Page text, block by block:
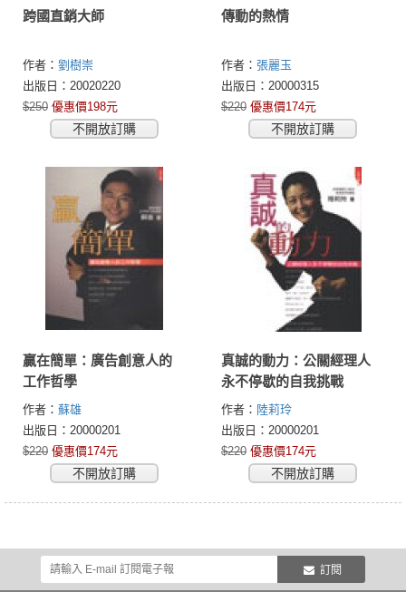
跨國直銷大師
作者： 劉樹崇
出版日：20020220
$250 優惠價198元
不開放訂購
傳動的熱情
作者： 張麗玉
出版日：20000315
$220 優惠價174元
不開放訂購
贏在簡單：廣告創意人的
工作哲學
作者： 蘇雄
出版日：20000201
$220 優惠價174元
不開放訂購
真誠的動力：公關經理人
永不停歇的自我挑戰
作者： 陸莉玲
出版日：20000201
$220 優惠價174元
不開放訂購
訂閱